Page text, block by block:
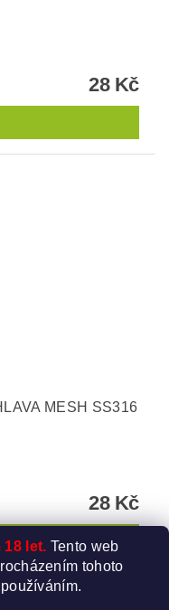
28 Kč
MESH SS316
28 Kč
let. Tento web
tohoto